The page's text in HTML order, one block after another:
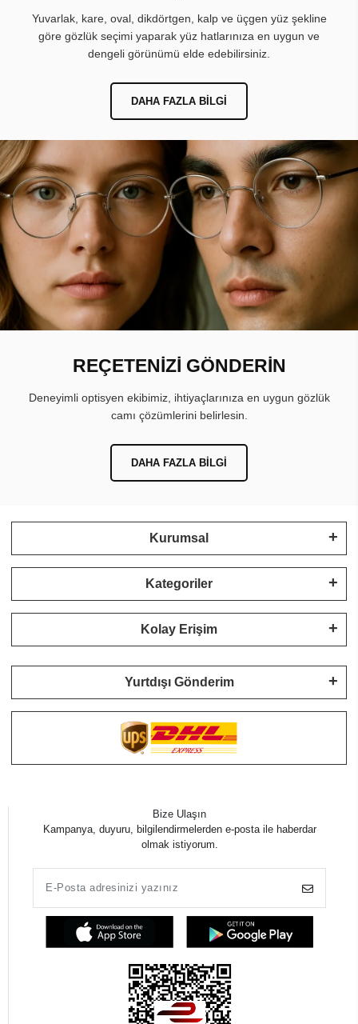
Yuvarlak, kare, oval, dikdörtgen, kalp ve üçgen yüz şekline
göre gözlük seçimi yaparak yüz hatlarınıza en uygun ve
dengeli görünümü elde edebilirsiniz.
DAHA FAZLA BILGI
REÇETENİZİ GÖNDERİN
Deneyimli optisyen ekibimiz, ihtiyaçlarınıza en uygun gözlük
camı çözümlerini belirlesin.
DAHA FAZLA BILGI
Kurumsal
Kategoriler
Kolay Erişim
Yurtdışı Gönderim
Bize Ulaşın
Kampanya, duyuru, bilgilendirmelerden e-posta ile haberdar
olmak istiyorum.